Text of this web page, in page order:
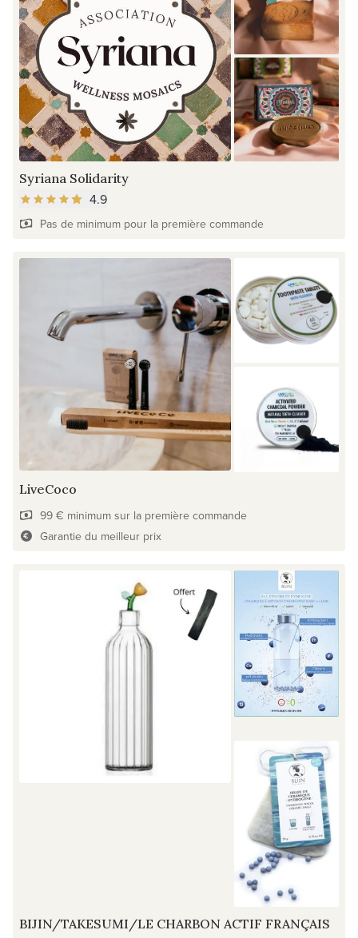
Syriana Solidarity
4.9
Pas de minimum pour la première commande
LiveCoco
99 € minimum sur la première commande
Garantie du meilleur prix
BIJIN/TAKESUMI/LE CHARBON ACTIF FRANÇAIS